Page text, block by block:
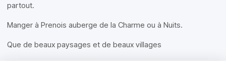
partout.
Manger à Prenois auberge de la Charme ou à Nuits.
Que de beaux paysages et de beaux villages